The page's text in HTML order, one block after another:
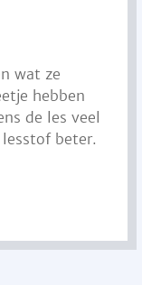
wat ze
hebben
de les veel
beter.